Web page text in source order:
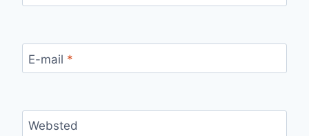
E-mail *
Websted